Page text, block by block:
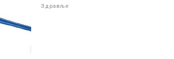
Здравље